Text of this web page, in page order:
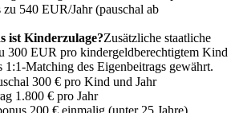
zu 540 EUR/Jahr (pauschal ab
ist Kinderzulage?Zusätzliche staatliche
300 EUR pro kindergeldberechtigtem Kind
1:1-Matching des Eigenbeitrags gewährt.
300 € pro Kind und Jahr
1.800 € pro Jahr